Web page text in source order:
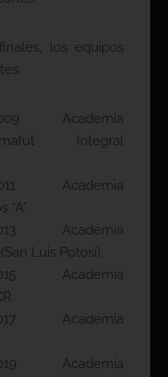
los equipos
Academia
Integral
Academia
Academia
Luis Potosí).
Academia
Academia
Academia